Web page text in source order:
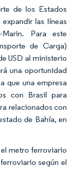
de los Estados
las líneas
Para este
de Carga)
USD al ministerio
una oportunidad
que una empresa
con Brasil para
relacionados con
de Bahía, en
metro ferroviario
según el